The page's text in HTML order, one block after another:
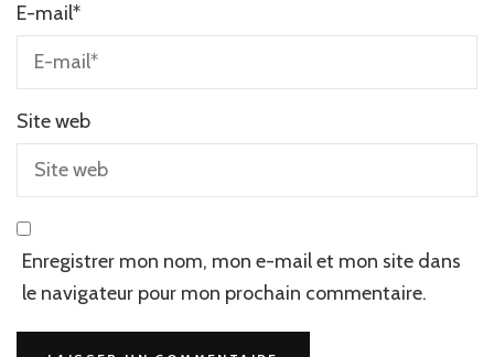
E-mail*
Site web
Enregistrer mon nom, mon e-mail et mon site dans
le navigateur pour mon prochain commentaire.